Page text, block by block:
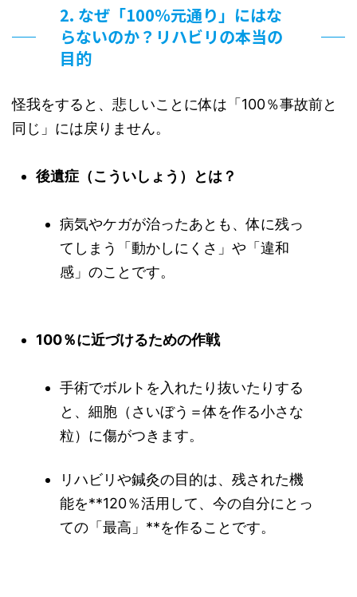
2. なぜ「100％元通り」にはな
らないのか？リハビリの本当の
目的
怪我をすると、悲しいことに体は「100％事故前と
同じ」には戻りません。
後遺症（こういしょう）とは？
病気やケガが治ったあとも、体に残っ
てしまう「動かしにくさ」や「違和
感」のことです。
100％に近づけるための作戦
手術でボルトを入れたり抜いたりする
と、細胞（さいぼう＝体を作る小さな
粒）に傷がつきます。
リハビリや鍼灸の目的は、残された機
能を**120％活用して、今の自分にとっ
ての「最高」**を作ることです。